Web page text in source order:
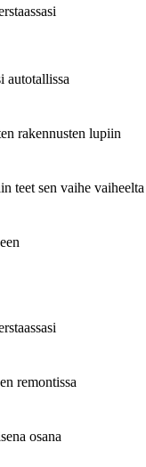
autotallissa
rakennusten lupiin
teet sen vaihe vaiheelta
remontissa
osana